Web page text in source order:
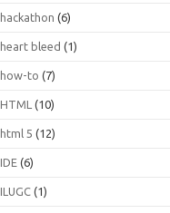
hackathon (6)
heart bleed (1)
how-to (7)
HTML (10)
html 5 (12)
IDE (6)
ILUGC (1)